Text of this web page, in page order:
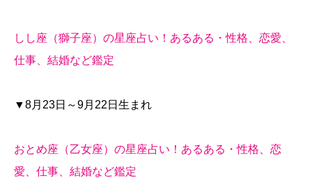
しし座（獅子座）の星座占い！あるある・性格、恋愛、
仕事、結婚など鑑定
▼8月23日～9月22日生まれ
おとめ座（乙女座）の星座占い！あるある・性格、恋
愛、仕事、結婚など鑑定